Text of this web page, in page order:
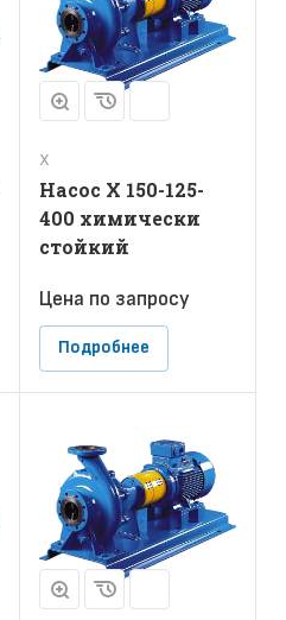
Х
Насос Х 150-125-
400 химически
стойкий
Цена по запросу
Подробнее